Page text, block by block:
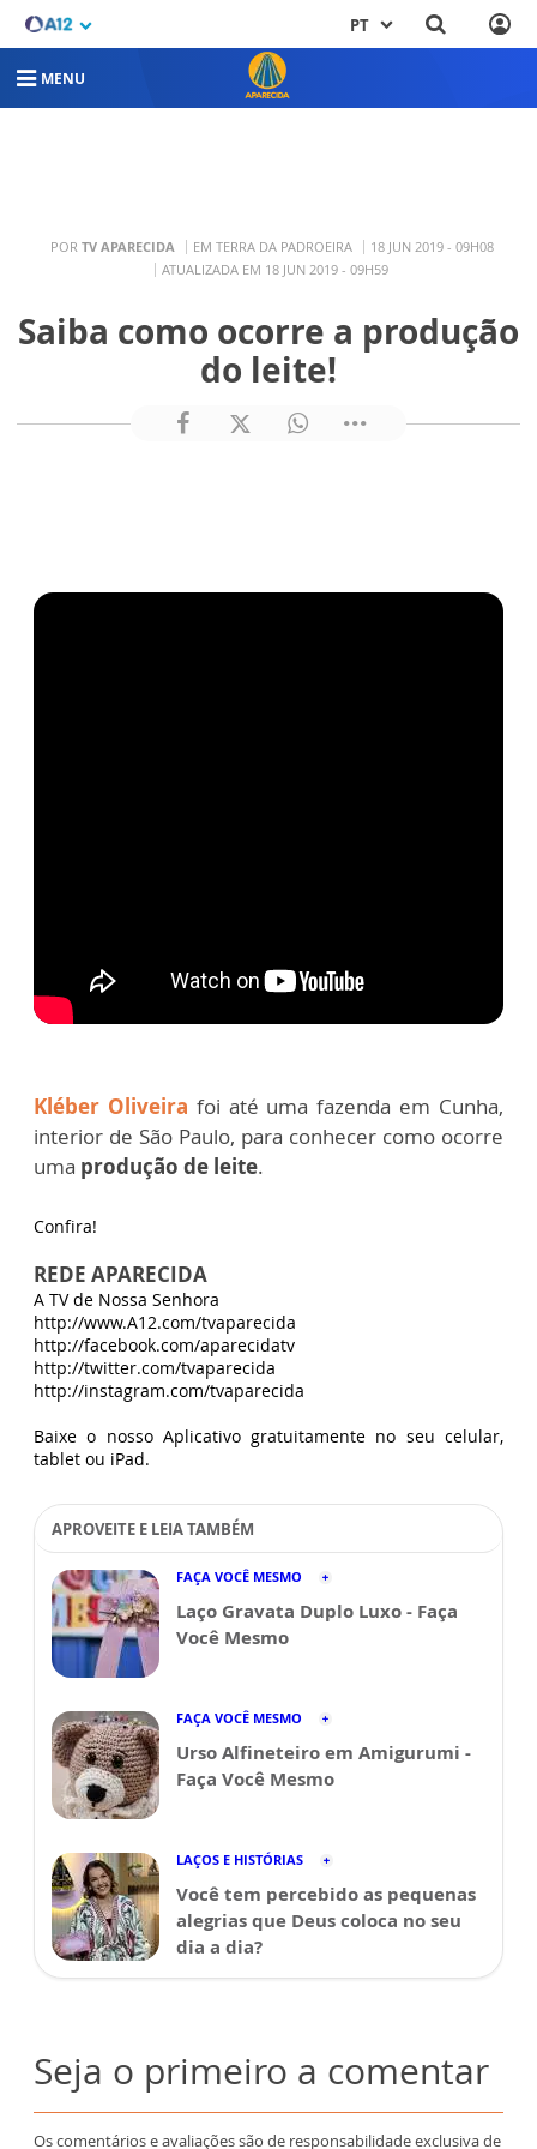
PT
MENU
POR TV APARECIDA EM TERRA DA PADROEIRA
18 JUN 2019 - 09H08
ATUALIZADA EM 18 JUN 2019 - 09H59
Saiba como ocorre a produção
do leite!
Kléber Oliveira foi até uma fazenda em Cunha,
interior de São Paulo, para conhecer como ocorre
uma produção de leite.
Confira!
REDE APARECIDA
A TV de Nossa Senhora
http://www.A12.com/tvaparecida
http://facebook.com/aparecidatv
http://twitter.com/tvaparecida
http://instagram.com/tvaparecida
Baixe o nosso Aplicativo gratuitamente no seu celular,
tablet ou iPad.
APROVEITE E LEIA TAMBÉM
FAÇA VOCÊ MESMO
Laço Gravata Duplo Luxo - Faça
Você Mesmo
FAÇA VOCÊ MESMO
Urso Alfineteiro em Amigurumi -
Faça Você Mesmo
LAÇOS E HISTÓRIAS
Você tem percebido as pequenas
alegrias que Deus coloca no seu
dia a dia?
Seja o primeiro a comentar
Os comentários e avaliações são de responsabilidade exclusiva de